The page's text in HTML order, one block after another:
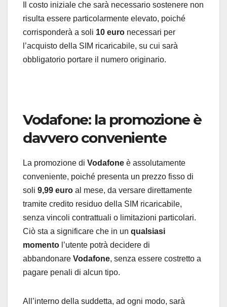
Il costo iniziale che sarà necessario sostenere non
risulta essere particolarmente elevato, poiché
corrisponderà a soli 10 euro necessari per
l’acquisto della SIM ricaricabile, su cui sarà
obbligatorio portare il numero originario.
Vodafone: la promozione è
davvero conveniente
La promozione di Vodafone è assolutamente
conveniente, poiché presenta un prezzo fisso di
soli 9,99 euro al mese, da versare direttamente
tramite credito residuo della SIM ricaricabile,
senza vincoli contrattuali o limitazioni particolari.
Ciò sta a significare che in un qualsiasi
momento l’utente potrà decidere di
abbandonare Vodafone, senza essere costretto a
pagare penali di alcun tipo.
All’interno della suddetta, ad ogni modo, sarà